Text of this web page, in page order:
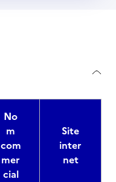
No
m
com
mer
cial
Site
inter
net